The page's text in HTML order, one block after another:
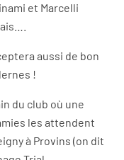
et Marcelli
aussi de bon
!
du club où une
les attendent
à Provins (on dit